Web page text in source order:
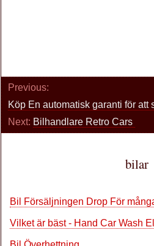
Previous:
Köp En automatisk garanti för
Next: Bilhandlare Retro Cars
bilar
Bil Försäljningen Drop För
Vilket är bäst - Hand Car Wash